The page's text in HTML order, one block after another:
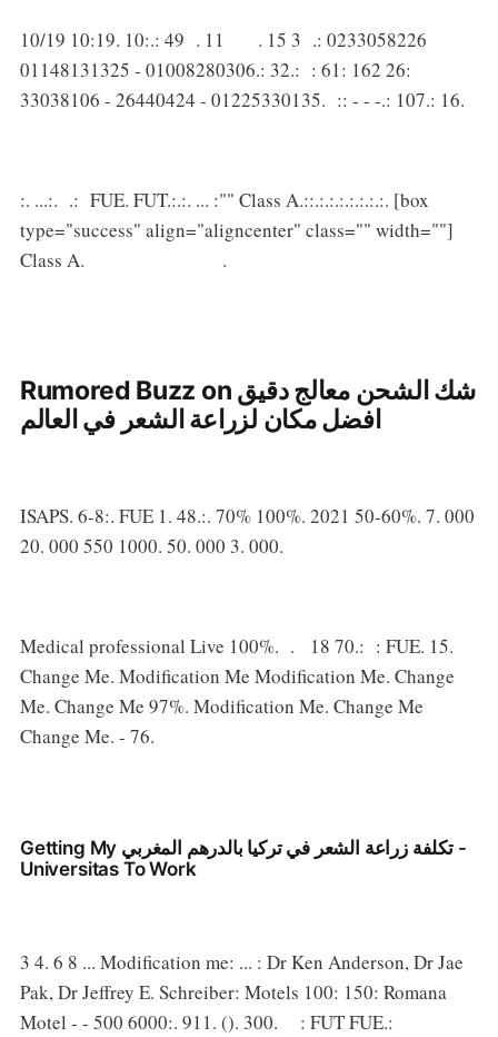
10/19 10:19. 10:.: 49 . 11 . 15 3 .: 0233058226
01148131325 - 01008280306.: 32.: : 61: 162 26:
33038106 - 26440424 - 01225330135. :: - - -.: 107.: 16.
:. ...:. .: FUE. FUT.:.:. ... :"" Class A.::.:.:.:.:.:.:.:. [box
type="success" align="aligncenter" class="" width=""]
Class A. .
Rumored Buzz on شك الشحن معالج دقيق
افضل مكان لزراعة الشعر في العالم
ISAPS. 6-8:. FUE 1. 48.:. 70% 100%. 2021 50-60%. 7. 000
20. 000 550 1000. 50. 000 3. 000.
Medical professional Live 100%. . 18 70.: : FUE. 15.
Change Me. Modification Me Modification Me. Change
Me. Change Me 97%. Modification Me. Change Me
Change Me. - 76.
Getting My تكلفة زراعة الشعر في تركيا بالدرهم المغربي -
Universitas To Work
3 4. 6 8 ... Modification me: ... : Dr Ken Anderson, Dr Jae
Pak, Dr Jeffrey E. Schreiber: Motels 100: 150: Romana
Motel - - 500 6000:. 911. (). 300. : FUT FUE.: